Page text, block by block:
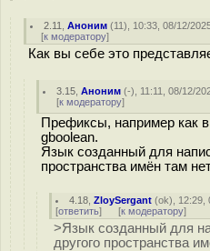
2.11 ,Аноним (11), 10:33, 08/12/
[к модератору]
Как вы себе это
3.15 ,Аноним (-), 11:11, 08/12/
[к модератору]
Префиксы, например как
gboolean.
Язык созданный для
пространства имён там
4.18 ,ZloySergant (ok), 12:29,
[ответить] [к модератору]
>Язык созданный для
другого пространства